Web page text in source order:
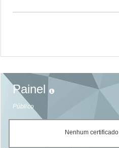
Painel
Público
Nenhum